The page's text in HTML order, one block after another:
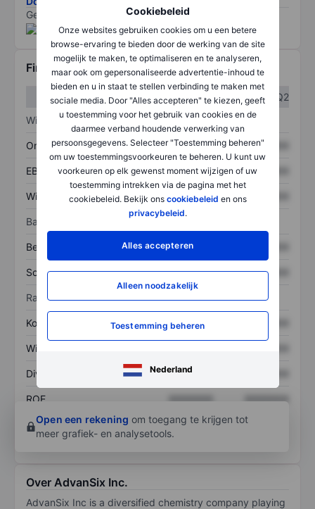
Cookiebeleid
Onze websites gebruiken cookies om u een betere
browse-ervaring te bieden door de werking van de site
mogelijk te maken, te optimaliseren en te analyseren,
maar ook om gepersonaliseerde advertentie-inhoud te
bieden en u in staat te stellen verbinding te maken met
sociale media. Door "Alles accepteren" te kiezen, geeft
u toestemming voor het gebruik van cookies en de
daarmee verband houdende verwerking van
persoonsgegevens. Selecteer "Toestemming beheren"
om uw toestemmingsvoorkeuren te beheren. U kunt uw
voorkeuren op elk gewenst moment wijzigen of uw
toestemming intrekken via de pagina met het
cookiebeleid. Bekijk ons cookiebeleid en ons
privacybeleid.
Alles accepteren
Alleen noodzakelijk
Toestemming beheren
Nederland
Gegevens geleverd door
Financiële gegevens
Q1
Q2
Winst/verlies
Omzet XXXXXXX XXXXXXX
EBITDA XXXXXXX XXXXXXX
Winst XXXXXXX XXXXXXX
Balans
Bezittingen XXXXXXX
Schulden XXXXXXX XXXXXXX
Ratio's
Koers/omzetratio XXXXXXX
Winst per aandeel
Dividend per aandeel XXXXXXX
ROE XXXXXXX
XXXXXXX
Open een rekening om toegang te krijgen tot
meer grafiek- en analysetools.
Over AdvanSix Inc.
AdvanSix Inc is a diversified chemistry company playing